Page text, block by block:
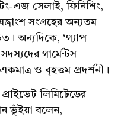
এজ সেলাই, ফিনিশিং,
সংগ্রহের অন্যতম
অন্যদিকে, ‘গ্যাপ
গার্মেন্টস
ও বৃহত্তম প্রদর্শনী।
লিমিটেডের
ভূঁইয়া বলেন,